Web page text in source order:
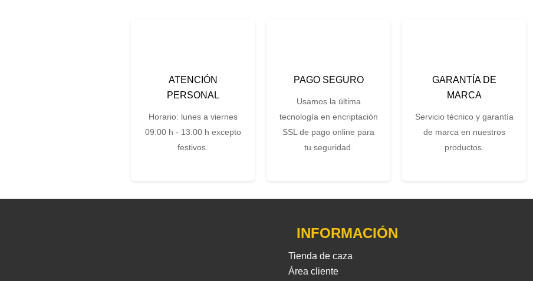
ATENCIÓN
PERSONAL
Horario: lunes a viernes
09:00 h - 13:00 h excepto
festivos.
PAGO SEGURO
Usamos la última
tecnología en encriptación
SSL de pago online para
tu seguridad.
GARANTÍA DE
MARCA
Servicio técnico y garantía
de marca en nuestros
productos.
INFORMACIÓN
Tienda de caza
Área cliente